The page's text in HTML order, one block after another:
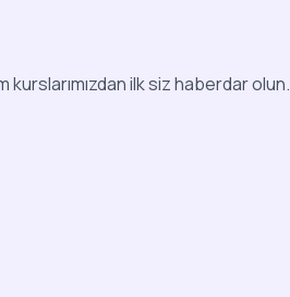
ilk siz haberdar olun.